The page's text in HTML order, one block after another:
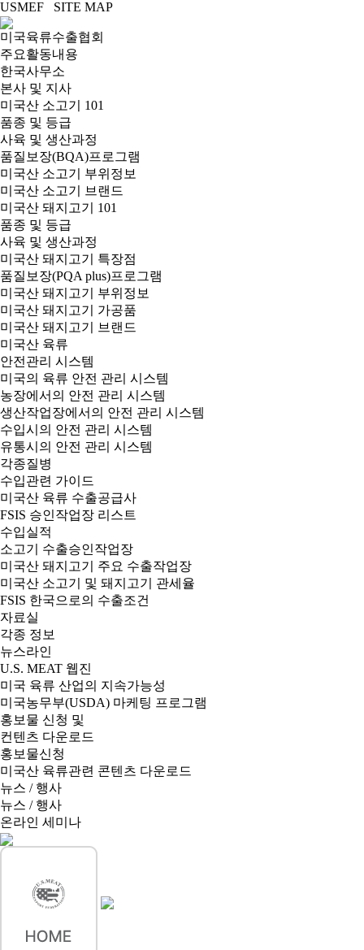
USMEF SITE MAP
미국육류수출협회
주요활동내용
한국사무소
본사 및 지사
미국산 소고기 101
품종 및 등급
사육 및 생산과정
품질보장(BQA)프로그램
미국산 소고기 부위정보
미국산 소고기 브랜드
미국산 돼지고기 101
품종 및 등급
사육 및 생산과정
미국산 돼지고기 특장점
품질보장(PQA plus)프로그램
미국산 돼지고기 부위정보
미국산 돼지고기 가공품
미국산 돼지고기 브랜드
미국산 육류
안전관리 시스템
미국의 육류 안전 관리 시스템
농장에서의 안전 관리 시스템
생산작업장에서의 안전 관리 시스템
수입시의 안전 관리 시스템
유통시의 안전 관리 시스템
각종질병
수입관련 가이드
미국산 육류 수출공급사
FSIS 승인작업장 리스트
수입실적
소고기 수출승인작업장
미국산 돼지고기 주요 수출작업장
미국산 소고기 및 돼지고기 관세율
FSIS 한국으로의 수출조건
자료실
각종 정보
뉴스라인
U.S. MEAT 웹진
미국 육류 산업의 지속가능성
미국농무부(USDA) 마케팅 프로그램
홍보물 신청 및
컨텐츠 다운로드
홍보물신청
미국산 육류관련 콘텐츠 다운로드
뉴스 / 행사
뉴스 / 행사
온라인 세미나